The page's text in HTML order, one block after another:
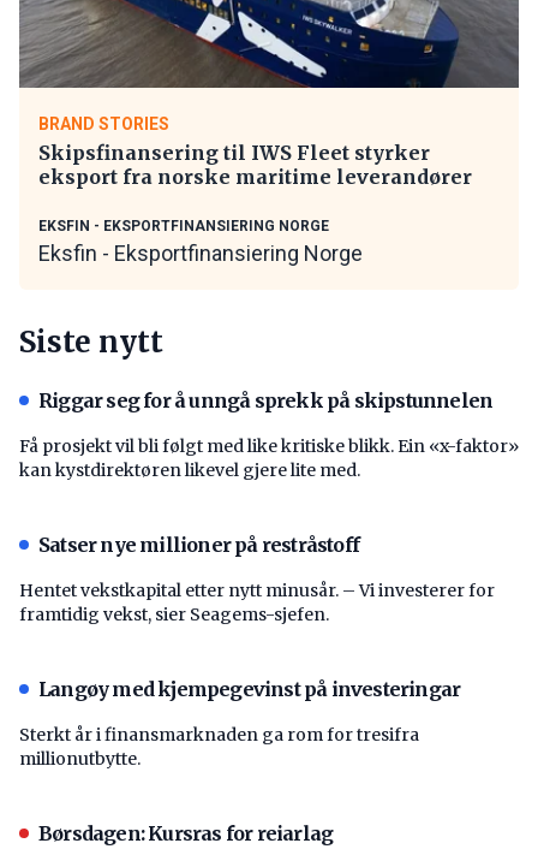
BRAND STORIES
Skipsfinansering til IWS Fleet styrker
eksport fra norske maritime leverandører
EKSFIN - EKSPORTFINANSIERING NORGE
Eksfin - Eksportfinansiering Norge
Siste nytt
Riggar seg for å unngå sprekk på skipstunnelen
Få prosjekt vil bli følgt med like kritiske blikk. Ein «x-faktor»
kan kystdirektøren likevel gjere lite med.
Satser nye millioner på restråstoff
Hentet vekstkapital etter nytt minusår. – Vi investerer for
framtidig vekst, sier Seagems-sjefen.
Langøy med kjempegevinst på investeringar
Sterkt år i finansmarknaden ga rom for tresifra
millionutbytte.
Børsdagen: Kursras for reiarlag